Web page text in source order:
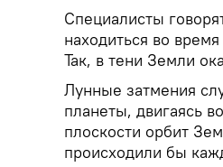
Специалисты
находиться во
Так, в тени Земли
Лунные затмения
планеты, двигаясь
плоскости орбит
происходили бы